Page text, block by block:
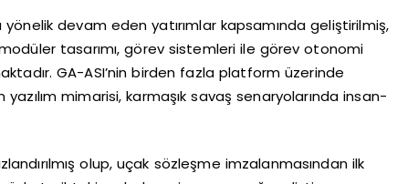
devam eden yatırımlar kapsamında geliştirilmiş,
tasarımı, görev sistemleri ile görev otonomi
GA-ASI’nin birden fazla platform üzerinde
mimarisi, karmaşık savaş senaryolarında insan-
olup, uçak sözleşme imzalanmasından ilk